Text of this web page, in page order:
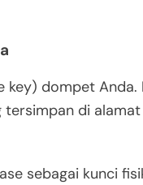
dompet Anda.
tersimpan di
sebagai kunci